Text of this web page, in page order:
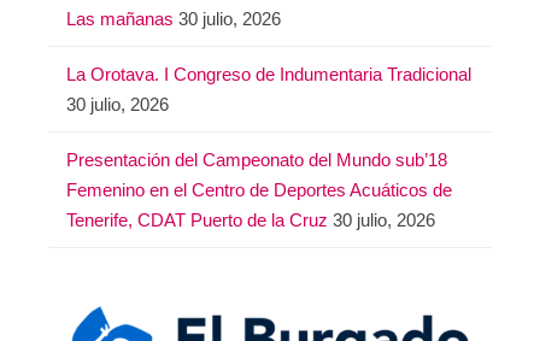
Las mañanas 30 julio, 2026
La Orotava. I Congreso de Indumentaria Tradicional
30 julio, 2026
Presentación del Campeonato del Mundo sub’18
Femenino en el Centro de Deportes Acuáticos de
Tenerife, CDAT Puerto de la Cruz 30 julio, 2026